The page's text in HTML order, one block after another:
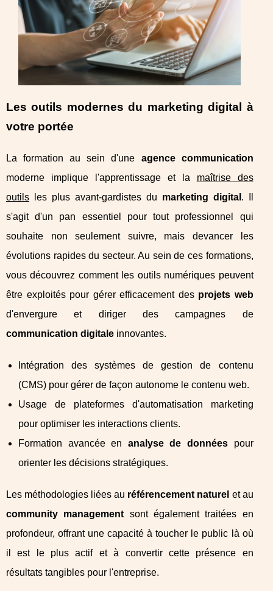
Les outils modernes du marketing digital à
votre portée
La formation au sein d'une agence communication
moderne implique l'apprentissage et la maîtrise des
outils les plus avant-gardistes du marketing digital . Il
s'agit d'un pan essentiel pour tout professionnel qui
souhaite non seulement suivre, mais devancer les
évolutions rapides du secteur. Au sein de ces formations,
vous découvrez comment les outils numériques peuvent
être exploités pour gérer efficacement des projets web
d'envergure et diriger des campagnes de
communication digitale innovantes.
Intégration des systèmes de gestion de contenu
(CMS) pour gérer de façon autonome le contenu web.
Usage de plateformes d'automatisation marketing
pour optimiser les interactions clients.
Formation avancée en analyse de données pour
orienter les décisions stratégiques.
Les méthodologies liées au référencement naturel et au
community management sont également traitées en
profondeur, offrant une capacité à toucher le public là où
il est le plus actif et à convertir cette présence en
résultats tangibles pour l'entreprise.